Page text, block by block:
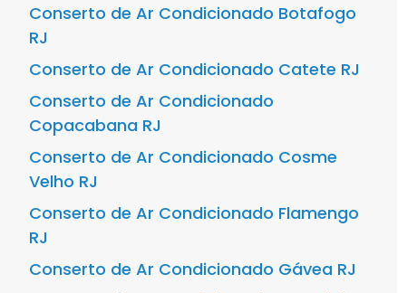
Conserto de Ar Condicionado Botafogo
RJ
Conserto de Ar Condicionado Catete RJ
Conserto de Ar Condicionado
Copacabana RJ
Conserto de Ar Condicionado Cosme
Velho RJ
Conserto de Ar Condicionado Flamengo
RJ
Conserto de Ar Condicionado Gávea RJ